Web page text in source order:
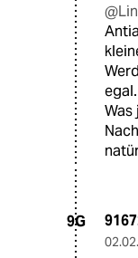
egal.
9G